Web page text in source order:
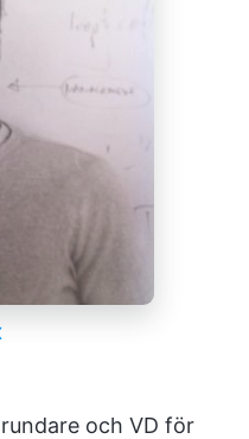
och VD för